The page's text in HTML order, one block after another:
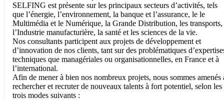
SELFING est présente sur les principaux secteurs d’activités, tels
que l’énergie, l’environnement, la banque et l’assurance, le le
Multimédia et le Numérique, la Grande Distribution, les transports,
l’Industrie manufacturière, la santé et les sciences de la vie.
Nos consultants participent aux projets de développement et
d’innovation de nos clients, tant sur des problématiques
techniques que managériales ou organisationnelles, en France et à
l’international.
Afin de mener à bien nos nombreux projets, nous sommes amenés
rechercher et recruter de nouveaux talents à fort potentiel, selon les
trois modes suivants :